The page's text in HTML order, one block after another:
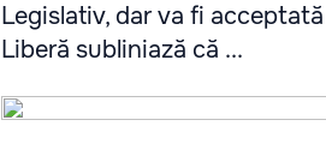
Legislativ, dar va fi
Liberă subliniază că ...